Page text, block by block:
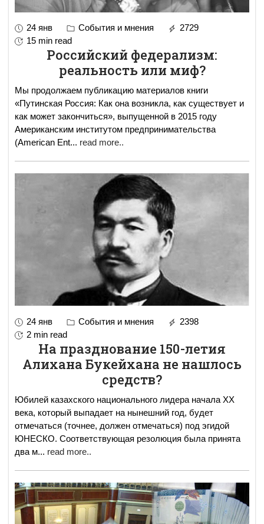
24 янв События и мнения
2729
15 min read
Российский федерализм:
реальность или миф?
Мы продолжаем публикацию материалов книги
«Путинская Россия: Как она возникла, как существует и
как может закончиться», выпущенной в 2015 году
Американским институтом предпринимательства
(American Ent... read more..
24 янв События и мнения
2398
2 min read
На празднование 150-летия
Алихана Букейхана не нашлось
средств?
Юбилей казахского национального лидера начала ХХ
века, который выпадает на нынешний год, будет
отмечаться (точнее, должен отмечаться) под эгидой
ЮНЕСКО. Соответствующая резолюция была принята
два м... read more..